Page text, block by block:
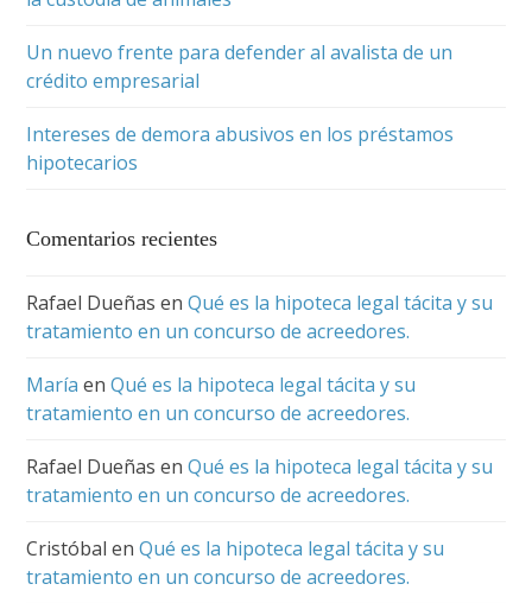
Un nuevo frente para defender al avalista de un
crédito empresarial
Intereses de demora abusivos en los préstamos
hipotecarios
Comentarios recientes
Rafael Dueñas enQué es la hipoteca legal tácita y su
tratamiento en un concurso de acreedores.
María enQué es la hipoteca legal tácita y su
tratamiento en un concurso de acreedores.
Rafael Dueñas enQué es la hipoteca legal tácita y su
tratamiento en un concurso de acreedores.
Cristóbal enQué es la hipoteca legal tácita y su
tratamiento en un concurso de acreedores.